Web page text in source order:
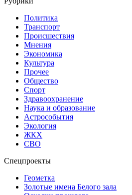
Политика
Транспорт
Происшествия
Мнения
Экономика
Культура
Прочее
Общество
Спорт
Здравоохранение
Наука и образование
Астрособытия
Экология
ЖКХ
СВО
Спецпроекты
Геометка
Золотые имена Белого зала